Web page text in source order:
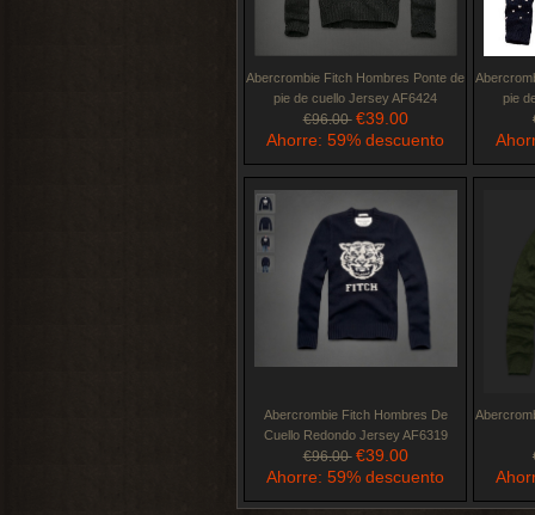
Abercrombie Fitch Hombres Ponte de
pie de cuello Jersey AF6424
€96.00 €39.00
Ahorre: 59% descuento
pie
Abercrombie Fitch Hombres De
Cuello Redondo Jersey AF6319
€96.00 €39.00
Ahorre: 59% descuento